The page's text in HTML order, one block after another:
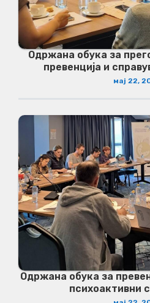
Одржана обука за
превенција и
мај 22,
Одржана обука за
психоактивни